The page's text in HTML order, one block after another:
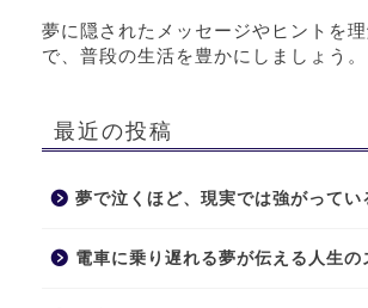
夢に隠されたメッセージやヒントを
で、普段の生活を豊かにしましょう。
最近の投稿
夢で泣くほど、現実では強がってい
電車に乗り遅れる夢が伝える人生の